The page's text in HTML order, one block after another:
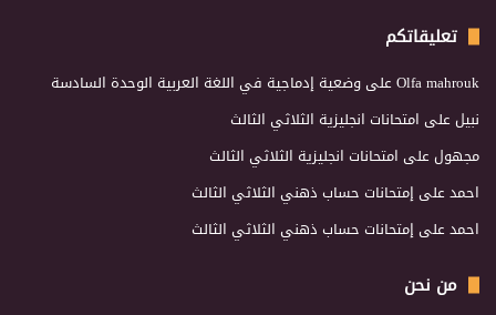
تعليقاتكم
Olfa mahroukعلى وضعية إدماجية في اللغة العربية الوحدة السادسة
نبيلعلى امتحانات انجليزية الثلاثي الثالث
مجهولعلى امتحانات انجليزية الثلاثي الثالث
احمدعلى إمتحانات حساب ذهني الثلاثي الثالث
احمدعلى إمتحانات حساب ذهني الثلاثي الثالث
من نحن